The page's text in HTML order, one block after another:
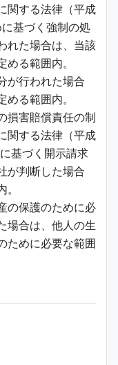
関する法律（平成
基づく強制の処
れた場合は、当該
る範囲内。
が行われた場合
る範囲内。
損害賠償責任の制
関する法律（平成
基づく開示請求
が判断した場合
の保護のために必
場合は、他人の生
ために必要な範囲